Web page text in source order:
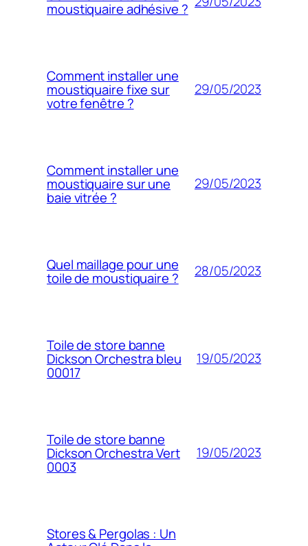
moustiquaire adhésive ?
Comment installer une
moustiquaire fixe sur
votre fenêtre ?
29/05/2023
Comment installer une
moustiquaire sur une
baie vitrée ?
29/05/2023
Quel maillage pour une
toile de moustiquaire ? 28/05/2023
Toile de store banne
Dickson Orchestra bleu
00017
19/05/2023
Toile de store banne
Dickson Orchestra Vert
0003
19/05/2023
Stores & Pergolas : Un